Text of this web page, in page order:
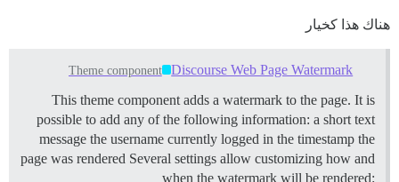
هناك هذا كخيار
Discourse Web Page Watermark
Theme component
This theme component adds a watermark to the page. It is
possible to add any of the following information: a short text
message the username currently logged in the timestamp the
page was rendered Several settings allow customizing how and
when the watermark will be rendered: